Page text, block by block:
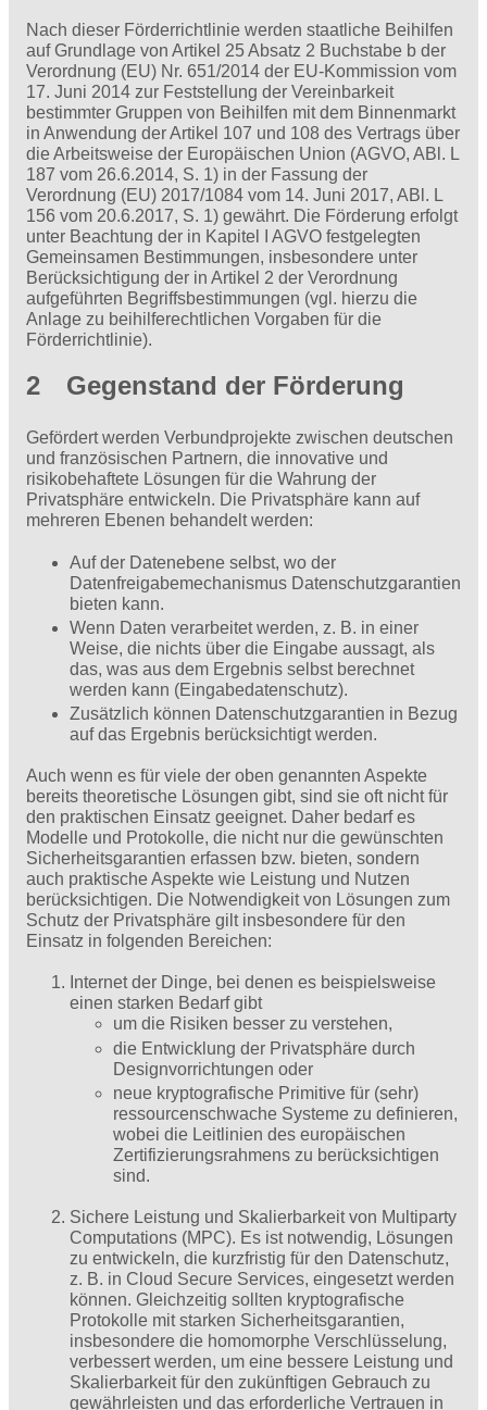
Nach dieser Förderrichtlinie werden staatliche Beihilfen
auf Grundlage von Artikel 25 Absatz 2 Buchstabe b der
Verordnung (EU) Nr. 651/2014 der EU-Kommission vom
17. Juni 2014 zur Feststellung der Vereinbarkeit
bestimmter Gruppen von Beihilfen mit dem Binnenmarkt
in Anwendung der Artikel 107 und 108 des Vertrags über
die Arbeitsweise der Europäischen Union (AGVO, ABl. L
187 vom 26.6.2014, S. 1) in der Fassung der
Verordnung (EU) 2017/1084 vom 14. Juni 2017, ABl. L
156 vom 20.6.2017, S. 1) gewährt. Die Förderung erfolgt
unter Beachtung der in Kapitel I AGVO festgelegten
Gemeinsamen Bestimmungen, insbesondere unter
Berücksichtigung der in Artikel 2 der Verordnung
aufgeführten Begriffsbestimmungen (vgl. hierzu die
Anlage zu beihilferechtlichen Vorgaben für die
Förderrichtlinie).
2 Gegenstand der Förderung
Gefördert werden Verbundprojekte zwischen deutschen
und französischen Partnern, die innovative und
risikobehaftete Lösungen für die Wahrung der
Privatsphäre entwickeln. Die Privatsphäre kann auf
mehreren Ebenen behandelt werden:
Auf der Datenebene selbst, wo der
Datenfreigabemechanismus Datenschutzgarantien
bieten kann.
Wenn Daten verarbeitet werden, z. B. in einer
Weise, die nichts über die Eingabe aussagt, als
das, was aus dem Ergebnis selbst berechnet
werden kann (Eingabedatenschutz).
Zusätzlich können Datenschutzgarantien in Bezug
auf das Ergebnis berücksichtigt werden.
Auch wenn es für viele der oben genannten Aspekte
bereits theoretische Lösungen gibt, sind sie oft nicht für
den praktischen Einsatz geeignet. Daher bedarf es
Modelle und Protokolle, die nicht nur die gewünschten
Sicherheitsgarantien erfassen bzw. bieten, sondern
auch praktische Aspekte wie Leistung und Nutzen
berücksichtigen. Die Notwendigkeit von Lösungen zum
Schutz der Privatsphäre gilt insbesondere für den
Einsatz in folgenden Bereichen:
Internet der Dinge, bei denen es beispielsweise
einen starken Bedarf gibt
um die Risiken besser zu verstehen,
die Entwicklung der Privatsphäre durch
Designvorrichtungen oder
neue kryptografische Primitive für (sehr)
ressourcenschwache Systeme zu definieren,
wobei die Leitlinien des europäischen
Zertifizierungsrahmens zu berücksichtigen
sind.
Sichere Leistung und Skalierbarkeit von Multiparty
Computations (MPC). Es ist notwendig, Lösungen
zu ent­wickeln, die kurzfristig für den Datenschutz,
z. B. in Cloud Secure Services, eingesetzt werden
können. Gleichzeitig sollten kryptografische
Protokolle mit starken Sicherheitsgarantien,
insbesondere die homomorphe Verschlüsselung,
verbessert werden, um eine bessere Leistung und
Skalierbarkeit für den zukünftigen Gebrauch zu
gewährleisten und das erforderliche Vertrauen in